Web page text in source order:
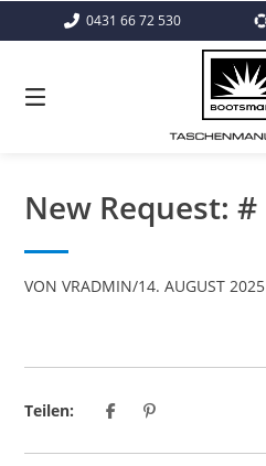
0431 66 72 530
New Request: #
VONVRADMIN/14. AUGUST 2025
Teilen: